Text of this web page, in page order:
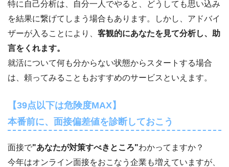
特に自己分析は、自分一人でやると、どうしても思い込み
を結果に繋げてしまう場合もあります。しかし、アドバイ
ザーが入ることにより、 客観的にあなたを見て分析し、助
言をくれます。
就活について何も分からない状態からスタートする場合
は、頼ってみることもおすすめのサービスといえます。
【39点以下は危険度MAX】
本番前に、面接偏差値を診断しておこう
面接で"あなたが対策すべきところ"わかってますか？
今年はオンライン面接をおこなう企業も増えていますが、